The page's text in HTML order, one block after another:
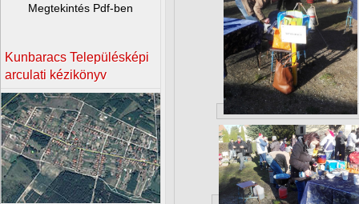
Megtekintés Pdf-ben
Kunbaracs Településképi
arculati kézikönyv